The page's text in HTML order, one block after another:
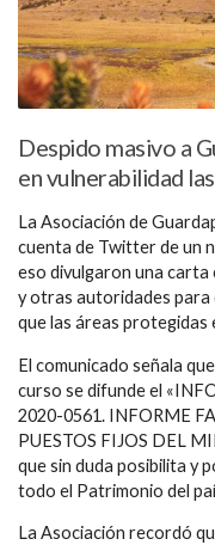
Despido masivo a
en vulnerabilidad
La Asociación de
cuenta de Twitter de un
eso divulgaron una
y otras autoridades para
que las áreas protegidas
El comunicado señala
curso se difunde el
2020-0561. INFORME
PUESTOS FIJOS DEL
que sin duda posibilita y
todo el Patrimonio del
La Asociación recordó